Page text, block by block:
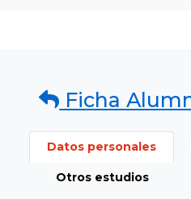
Ficha
Datos personales
Otros estudios